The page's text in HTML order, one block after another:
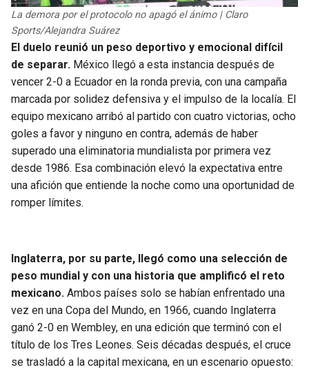
La demora por el protocolo no apagó el ánimo | Claro
Sports/Alejandra Suárez
El duelo reunió un peso deportivo y emocional difícil
de separar. México llegó a esta instancia después de
vencer 2-0 a Ecuador en la ronda previa, con una campaña
marcada por solidez defensiva y el impulso de la localía. El
equipo mexicano arribó al partido con cuatro victorias, ocho
goles a favor y ninguno en contra, además de haber
superado una eliminatoria mundialista por primera vez
desde 1986. Esa combinación elevó la expectativa entre
una afición que entiende la noche como una oportunidad de
romper límites.
Inglaterra, por su parte, llegó como una selección de
peso mundial y con una historia que amplificó el reto
mexicano. Ambos países solo se habían enfrentado una
vez en una Copa del Mundo, en 1966, cuando Inglaterra
ganó 2-0 en Wembley, en una edición que terminó con el
título de los Tres Leones. Seis décadas después, el cruce
se trasladó a la capital mexicana, en un escenario opuesto: